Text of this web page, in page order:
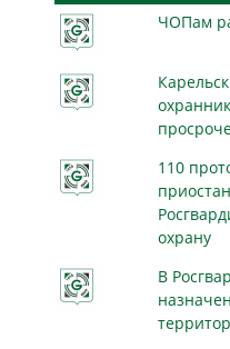
ЧОПам
110
охрану
В